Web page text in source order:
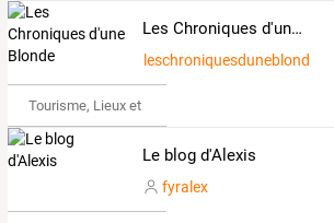
Les Chroniques d'une Blonde
leschroniquesduneblonde
Tourisme, Lieux et Événements
Le blog d'Alexis
fyralex